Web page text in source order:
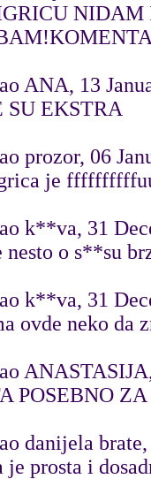
NIDAM
ANA, 13
SU EKSTRA
prozor, 06
je
k**va, 31
nesto o s**su
k**va, 31
ovde neko da
POSEBNO
danijela
je prosta i